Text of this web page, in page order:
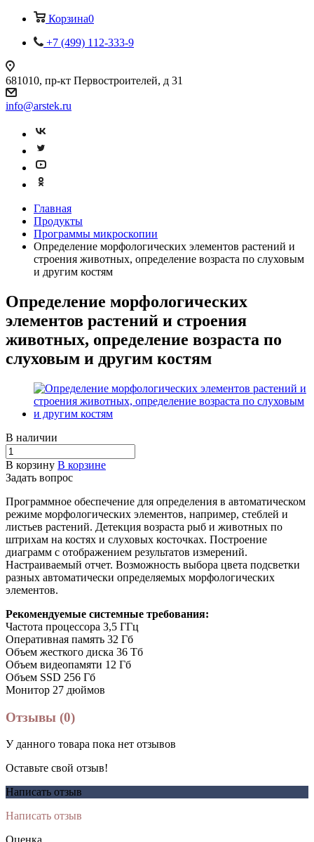
Корзина0
+7 (499) 112-333-9
681010, пр-кт Первостроителей, д 31
info@arstek.ru
Главная
Продукты
Программы микроскопии
Определение морфологических элементов растений и
строения животных, определение возраста по слуховым
и другим костям
Определение морфологических
элементов растений и строения
животных, определение возраста по
слуховым и другим костям
В наличии
В корзину В корзине
Задать вопрос
Программное обеспечение для определения в автоматическом
режиме морфологических элементов, например, стеблей и
листьев растений. Детекция возраста рыб и животных по
штрихам на костях и слуховых косточках. Построение
диаграмм с отображением результатов измерений.
Настраиваемый отчет. Возможность выбора цвета подсветки
разных автоматически определяемых морфологических
элементов.
Рекомендуемые системные требования:
Частота процессора 3,5 ГГц
Оперативная память 32 Гб
Объем жесткого диска 36 Тб
Объем видеопамяти 12 Гб
Объем SSD 256 Гб
Монитор 27 дюймов
Отзывы (0)
У данного товара пока нет отзывов
Оставьте свой отзыв!
Написать отзыв
Написать отзыв